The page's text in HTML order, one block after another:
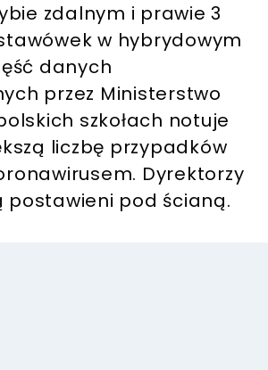
zdalnym i prawie 3
w hybrydowym
danych
przez Ministerstwo
szkołach notuje
liczbę przypadków
Dyrektorzy
postawieni pod ścianą.